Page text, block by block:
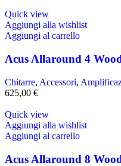
Quick view
Aggiungi alla wishlist
Aggiungi al carrello
Acus Allaround 4
Chitarre, Accessori,
625,00 €
Quick view
Aggiungi alla wishlist
Aggiungi al carrello
Acus Allaround 8